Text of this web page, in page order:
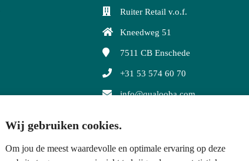
Ruiter Retail v.o.f.
Kneedweg 51
7511 CB Enschede
+31 53 574 60 70
info@qualooba.com
Wij gebruiken cookies.
Om jou de meest waardevolle en optimale ervaring op deze